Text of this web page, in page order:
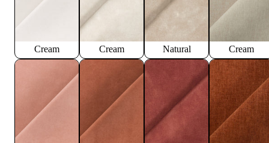
Cream Cream Natural Cream